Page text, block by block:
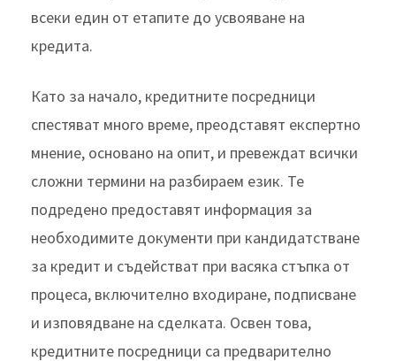
всеки един от етапите до усвояване на
кредита.
Като за начало, кредитните посредници
спестяват много време, преодставят експертно
мнение, основано на опит, и превеждат всички
сложни термини на разбираем език. Те
подредено предоставят информация за
необходимите документи при кандидатстване
за кредит и съдействат при васяка стъпка от
процеса, включително входиране, подписване
и изповядване на сделката. Освен това,
кредитните посредници са предварително